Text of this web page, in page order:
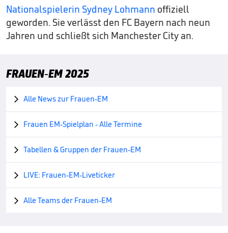
Nationalspielerin Sydney Lohmann offiziell
geworden. Sie verlässt den FC Bayern nach neun
Jahren und schließt sich Manchester City an.
FRAUEN-EM 2025
 Alle News zur Frauen-EM
 Frauen EM-Spielplan - Alle Termine
 Tabellen & Gruppen der Frauen-EM
 LIVE: Frauen-EM-Liveticker
 Alle Teams der Frauen-EM